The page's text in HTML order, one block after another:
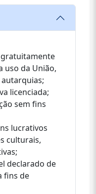
uso da União,
licenciada;
sem fins
lucrativos
culturais,
declarado de
fins de